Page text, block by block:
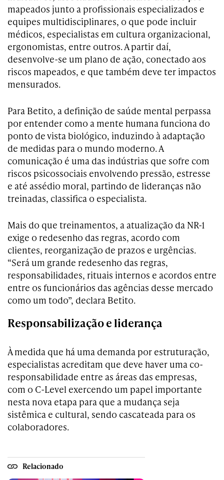
mapeados junto a profissionais especializados e
equipes multidisciplinares, o que pode incluir
médicos, especialistas em cultura organizacional,
ergonomistas, entre outros. A partir daí,
desenvolve-se um plano de ação, conectado aos
riscos mapeados, e que também deve ter impactos
mensurados.
Para Betito, a definição de saúde mental perpassa
por entender como a mente humana funciona do
ponto de vista biológico, induzindo à adaptação
de medidas para o mundo moderno. A
comunicação é uma das indústrias que sofre com
riscos psicossociais envolvendo pressão, estresse
e até assédio moral, partindo de lideranças não
treinadas, classifica o especialista.
Mais do que treinamentos, a atualização da NR-1
exige o redesenho das regras, acordo com
clientes, reorganização de prazos e urgências.
“Será um grande redesenho das regras,
responsabilidades, rituais internos e acordos entre
entre os funcionários das agências desse mercado
como um todo”, declara Betito.
Responsabilização e liderança
À medida que há uma demanda por estruturação,
especialistas acreditam que deve haver uma co-
responsabilidade entre as áreas das empresas,
com o C-Level exercendo um papel importante
nesta nova etapa para que a mudança seja
sistêmica e cultural, sendo cascateada para os
colaboradores.
Relacionado